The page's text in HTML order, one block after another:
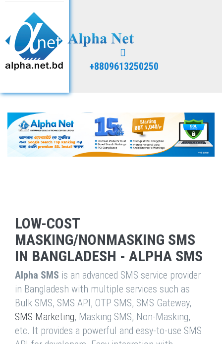
+8809613250250
LOW-COST
MASKING/NONMASKING SMS
IN BANGLADESH - ALPHA SMS
Alpha SMS is an advanced SMS service provider
in Bangladesh with multiple services such as
Bulk SMS, SMS API, OTP SMS, SMS Gateway,
SMS Marketing, Masking SMS, Non-Masking,
etc. It provides a powerful and easy-to-use SMS